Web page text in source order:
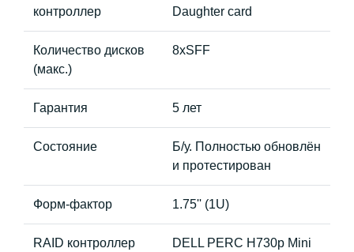
контроллер
Daughter card
Количество дисков
(макс.)
8хSFF
Гарантия 5 лет
Состояние
Б/у. Полностью обновлён
и протестирован
Форм-фактор 1.75'' (1U)
RAID контроллер
DELL PERC H730p Mini